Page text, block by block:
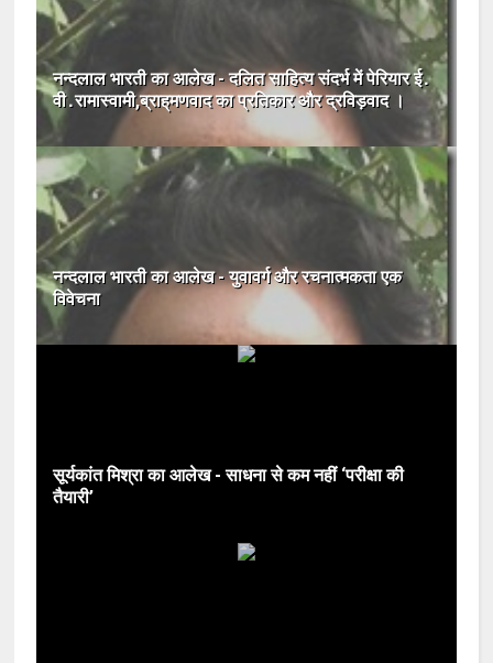
नन्दलाल भारती का आलेख - दलित साहित्‍य संदर्भ में पेरियार ई․
वी․रामास्‍वामी,ब्राह्‌मणवाद का प्रतिकार और द्रविड़वाद ।
नन्दलाल भारती का आलेख - युवावर्ग और रचनात्‍मकता एक
विवेचना
सूर्यकांत मिश्रा का आलेख - साधना से कम नहीं ‘परीक्षा की
तैयारी’